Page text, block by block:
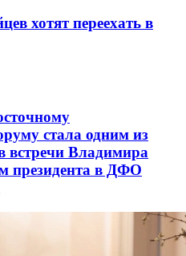
хотят переехать в
стала одним из
встречи Владимира
президента в ДФО